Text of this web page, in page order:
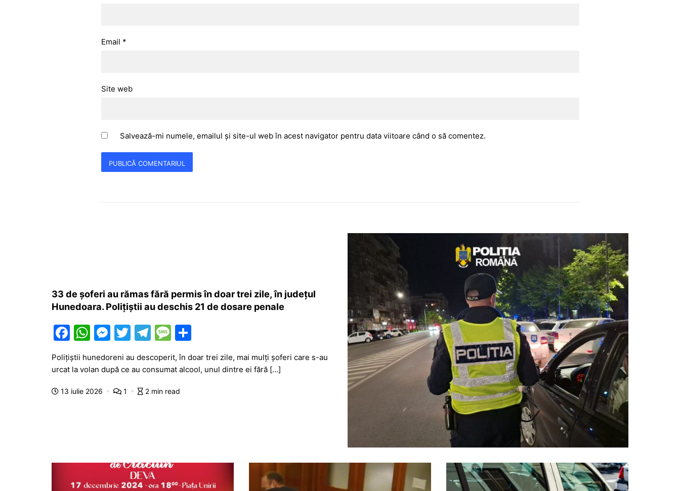
Email *
Site web
Salvează-mi numele, emailul și site-ul web în acest navigator pentru data viitoare când o să comentez.
33 de șoferi au rămas fără permis în doar trei zile, în județul
Hunedoara. Polițiștii au deschis 21 de dosare penale
F
c
b
W
at
A
M
s
e
T
itt
T
e
a
M
s
a
ta
Polițiștii hunedoreni au descoperit, în doar trei zile, mai mulți șoferi care s-au
urcat la volan după ce au consumat alcool, unul dintre ei fără […]
13 iulie 2026 1 2 min read